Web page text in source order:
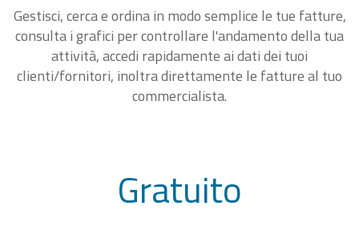
Gestisci, cerca e ordina in modo semplice le tue fatture,
consulta i grafici per controllare l'andamento della tua
attività, accedi rapidamente ai dati dei tuoi
clienti/fornitori, inoltra direttamente le fatture al tuo
commercialista.
Gratuito